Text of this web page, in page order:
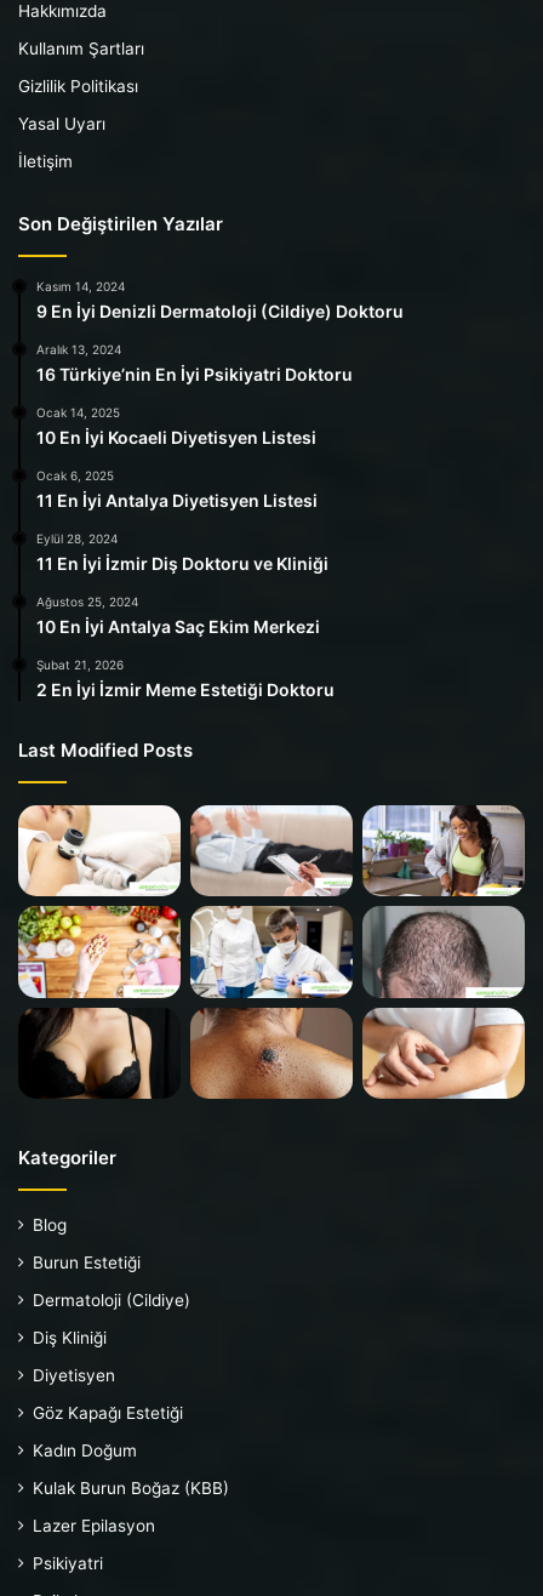
Hakkımızda
Kullanım Şartları
Gizlilik Politikası
Yasal Uyarı
İletişim
Son Değiştirilen Yazılar
Kasım 14, 2024
9 En İyi Denizli Dermatoloji (Cildiye) Doktoru
Aralık 13, 2024
16 Türkiye’nin En İyi Psikiyatri Doktoru
Ocak 14, 2025
10 En İyi Kocaeli Diyetisyen Listesi
Ocak 6, 2025
11 En İyi Antalya Diyetisyen Listesi
Eylül 28, 2024
11 En İyi İzmir Diş Doktoru ve Kliniği
Ağustos 25, 2024
10 En İyi Antalya Saç Ekim Merkezi
Şubat 21, 2026
2 En İyi İzmir Meme Estetiği Doktoru
Last Modified Posts
Kategoriler
Blog
Burun Estetiği
Dermatoloji (Cildiye)
Diş Kliniği
Diyetisyen
Göz Kapağı Estetiği
Kadın Doğum
Kulak Burun Boğaz (KBB)
Lazer Epilasyon
Psikiyatri